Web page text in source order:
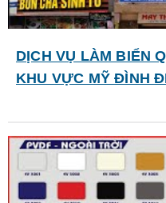
DỊCH VỤ LÀM BIỂN
KHU VỰC MỸ ĐÌNH